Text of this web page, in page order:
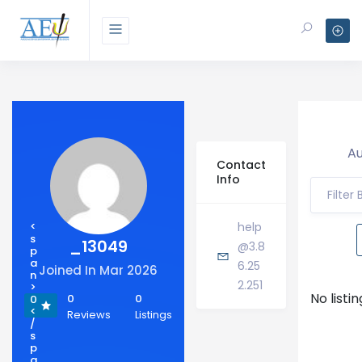
_13049
Joined In Mar 2026
<
s
p
a
n
>
0
<
/
s
p
0
Reviews
0
Listings
Contact
Info
help
@3.8
6.25
2.251
Filter
No